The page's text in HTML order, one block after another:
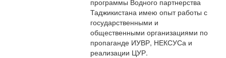
программы Водного партнерства
Таджикистана имею опыт работы с
государственными и
общественными организациями по
пропаганде ИУВР, НЕКСУСа и
реализации ЦУР.